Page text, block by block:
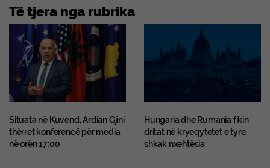
Të tjera nga rubrika
Situata në Kuvend, Ardian Gjini
thërret konferencë për media
në orën 17:00
Hungaria dhe Rumania fikin
dritat në kryeqytetet e tyre,
shkak nxehtësia